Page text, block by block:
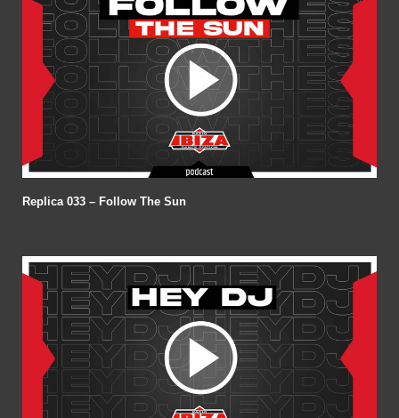
Replica 033 – Follow The Sun